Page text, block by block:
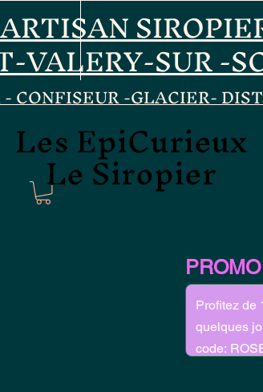
ARTISAN
VALERY-SUR -
CONFISEUR -GLACIER-
Les EpiCurieux
Le Siropier
Les EpiCurieux
Le Siropier
PROMO